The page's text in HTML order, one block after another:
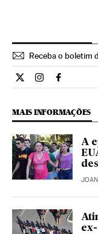
Receba o boletim
Internacional El
Internacional
MAIS INFORMAÇÕES
A